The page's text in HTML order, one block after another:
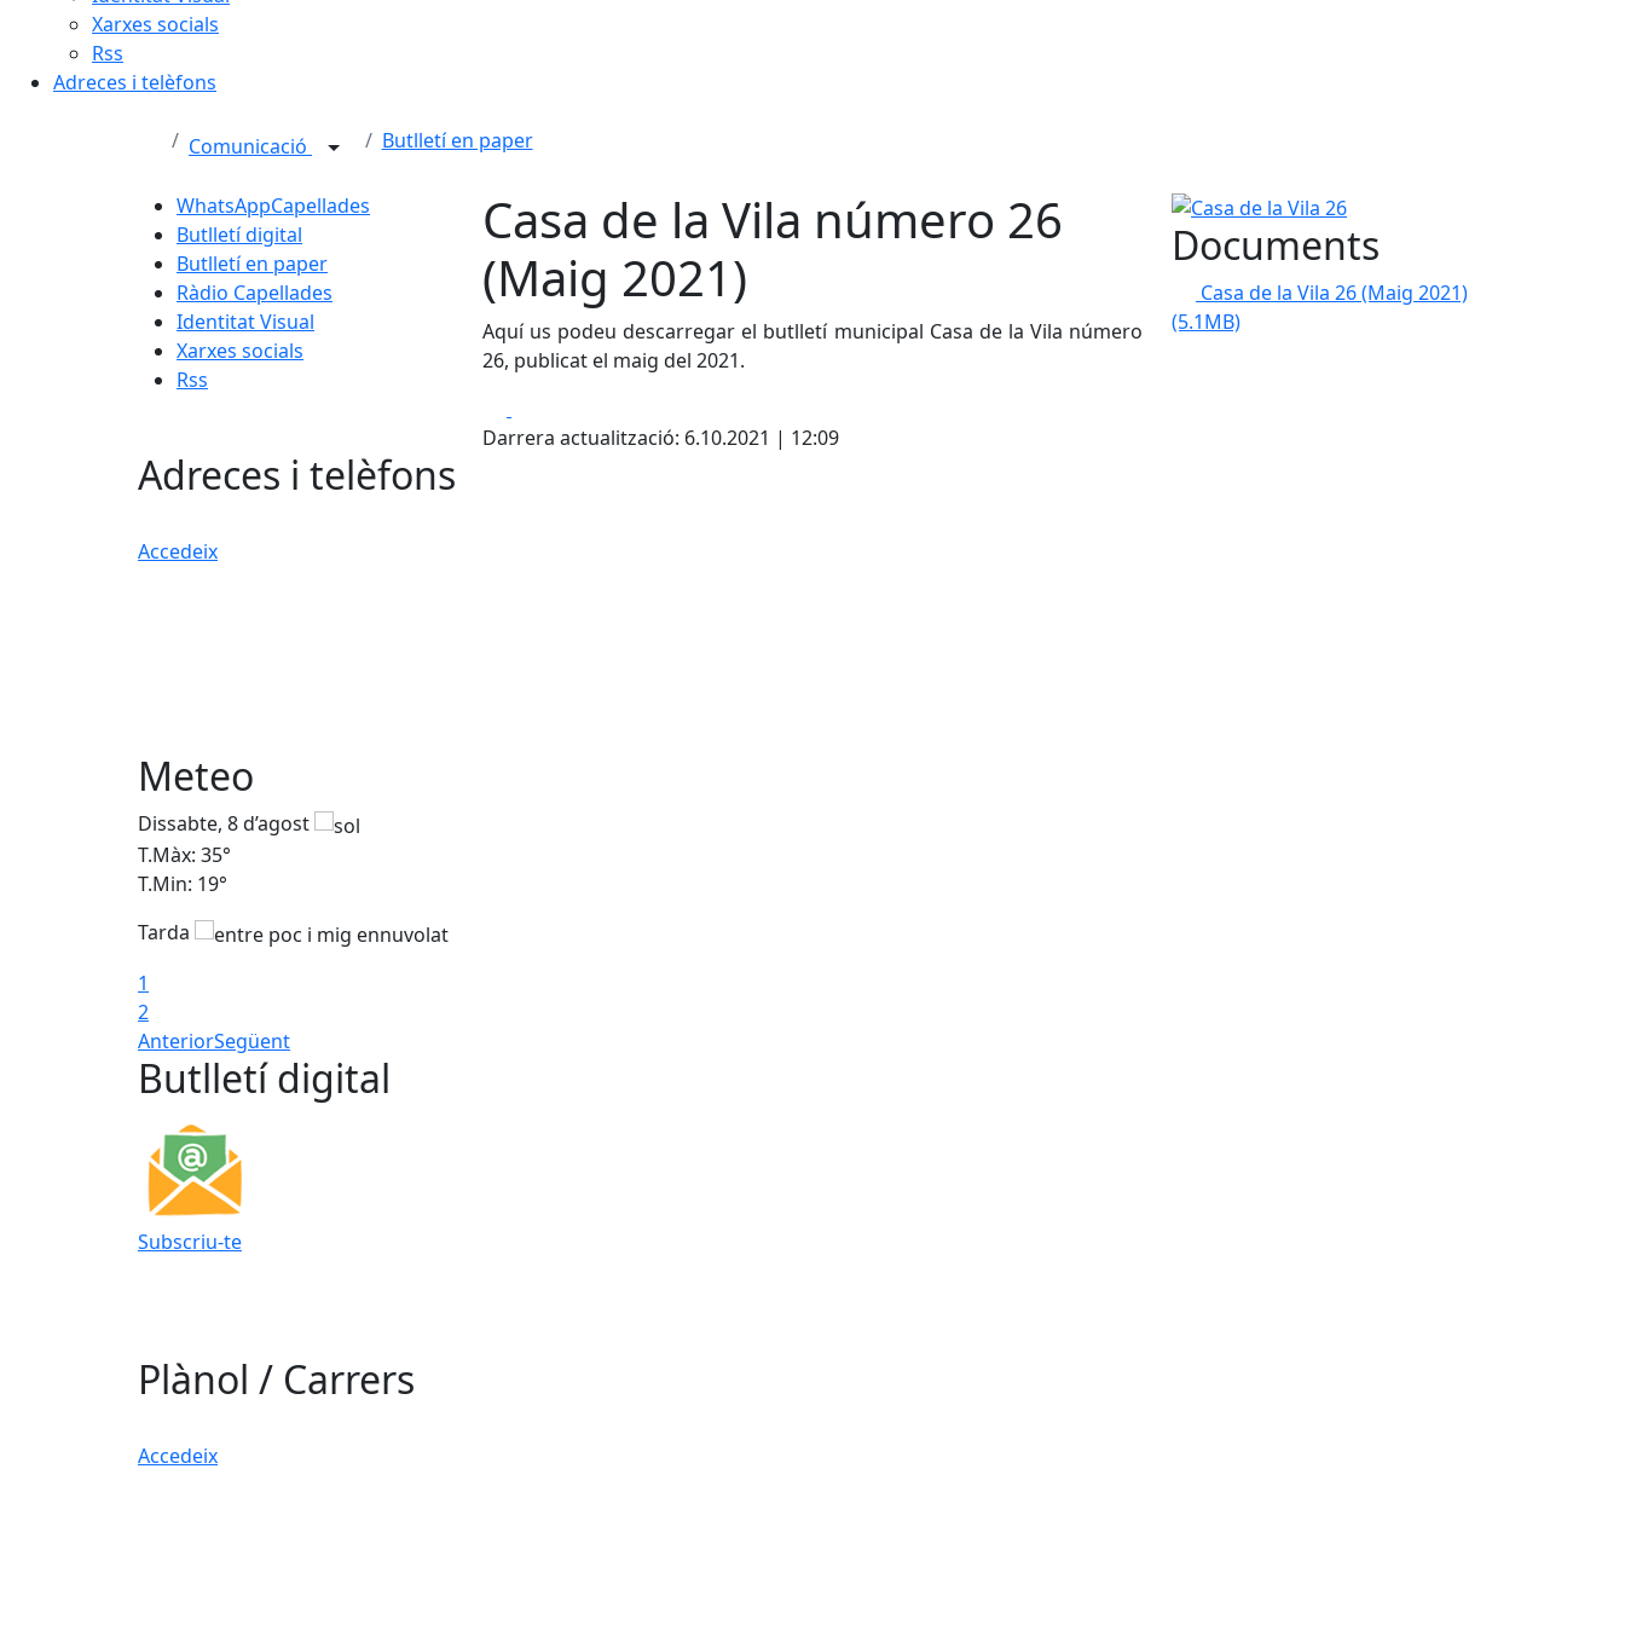
Xarxes socials
Rss
Adreces i telèfons
Comunicació Butlletí en paper
WhatsAppCapellades
Butlletí digital
Butlletí en paper
Ràdio Capellades
Identitat Visual
Xarxes socials
Rss
Casa de la Vila número 26
(Maig 2021)
Aquí us podeu descarregar el butlletí municipal Casa de la Vila número
26, publicat el maig del 2021.
Darrera actualització: 6.10.2021 | 12:09
Casa de la Vila 26
Documents
Casa de la Vila 26 (Maig 2021)
(5.1MB)
Adreces i telèfons
Accedeix
Meteo
Dissabte, 8 d’agost
T.Màx: 35°
T.Min: 19°
Tarda
1
2
AnteriorSegüent
Butlletí digital
Subscriu-te
Plànol / Carrers
Accedeix